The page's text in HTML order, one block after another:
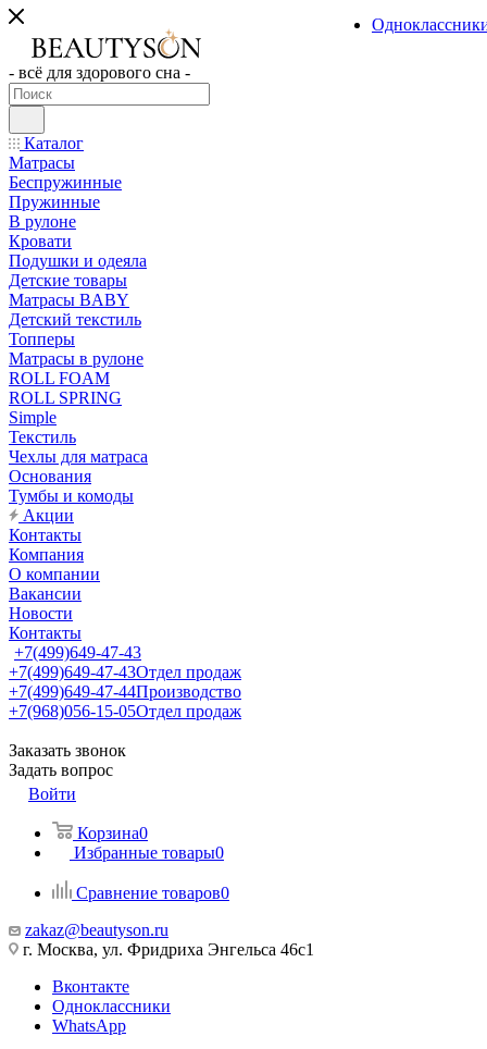
- всё для здорового сна -
Каталог
Матрасы
Беспружинные
Пружинные
В рулоне
Кровати
Подушки и одеяла
Детские товары
Матрасы BABY
Детский текстиль
Топперы
Матрасы в рулоне
ROLL FOAM
ROLL SPRING
Simple
Текстиль
Чехлы для матраса
Основания
Тумбы и комоды
Акции
Контакты
Компания
О компании
Вакансии
Новости
Контакты
+7(499)649-47-43
+7(499)649-47-43Отдел продаж
+7(499)649-47-44Производство
+7(968)056-15-05Отдел продаж
Заказать звонок
Задать вопрос
Войти
Корзина0
Избранные товары0
Сравнение товаров0
zakaz@beautyson.ru
г. Москва, ул. Фридриха Энгельса 46с1
Вконтакте
Одноклассники
WhatsApp